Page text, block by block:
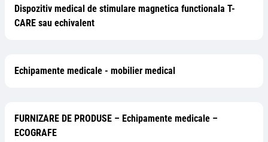
Dispozitiv medical de stimulare magnetica functionala T-
CARE sau echivalent
Echipamente medicale - mobilier medical
FURNIZARE DE PRODUSE – Echipamente medicale –
ECOGRAFE